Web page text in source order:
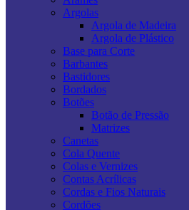
Argolas
Argola de Madeira
Argola de Plástico
Base para Corte
Barbantes
Bastidores
Bordados
Botões
Botão de Pressão
Matrizes
Canetas
Cola Quente
Colas e Vernizes
Contas Acrílicas
Cordas e Fios Naturais
Cordões